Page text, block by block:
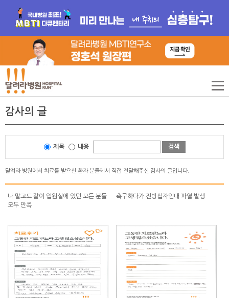
감사의 글
제목 내용 검색
달려라 병원에서 치료를 받으신 환자 분들께서 직접 전달해주신 감사의 글입니다.
나 말고도 같이 입원실에 있던 모든 분들
모두 만족
축구하다가 전방십자인대 파열 발생